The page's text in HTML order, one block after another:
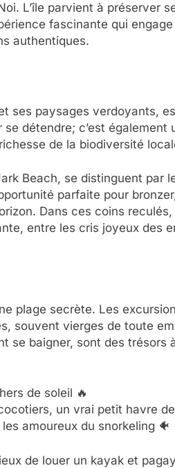
L’île parvient à préserver
fascinante qui
authentiques.
ses paysages verdoyants,
se détendre; c’est
de la biodiversité
Beach, se distinguent par
parfaite pour
Dans ces coins
entre les cris joyeux des
plage secrète. Les
souvent vierges de toute
se baigner, sont des trésors
de soleil 🔥
un vrai petit havre
amoureux du snorkeling 🐠
de louer un kayak et